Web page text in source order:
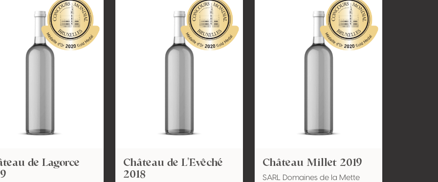
de Lagorce
Château de L'Evêché
2018
Château Millet 2019
SARL Domaines de la Mette